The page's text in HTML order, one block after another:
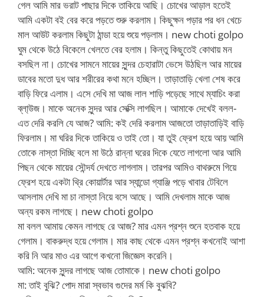
গেল আমি মার ভরাট পাছার দিকে তাকিয়ে আছি। চোখের আড়াল হতেই
আমি একটা বই বের করে পড়তে শুরু করলাম। কিছুক্ষন পড়ার পর ধন খেচে
মাল আউট করলাম কিছুটা ঠান্ডা হয়ে শুয়ে পড়লাম। new choti golpo
ঘুম থেকে উঠে বিকেলে খেলতে বের হলাম। কিন্তু কিছুতেই কোথায় মন
বসছিল না। চোখের সামনে মায়ের সুন্দর চেহারাটা ভেসে উঠছিল আর মায়ের
ডাবের মতো দুধ আর শরীরের কথা মনে হচ্ছিল। তাড়াতাড়ি খেলা শেষ করে
বাড়ি ফিরে এলাম। এসে দেখি মা আজ লাল শাড়ি পড়েছে সাথে ম্যাচিং করা
ব্লা্উজ। মাকে অনেক সুন্দর আর সেক্সি লাগছিল। আমাকে দেখেই বলল-
এত দেরি করলি যে আজ? আমি: কই দেরি করলাম আজতো তাড়াতাড়িই বাড়ি
ফিরলাম। মা ঘরির দিকে তাকিয়ে ও তাই তো। যা তুই ফ্রেশ হয়ে আয় আমি
তোকে নাস্তা দিচ্ছি বলে মা উঠে রান্না ঘরের দিকে যেতে লাগলো আর আমি
পিছন থেকে মায়ের সৌন্দর্য দেখতে লাগলাম। তারপর আমিও বাথরুমে গিয়ে
ফ্রেশ হয়ে একটা থ্রি কোয়ার্টার আর স্যান্ডো গ্যাঞ্জি পড়ে খাবার টেবিলে
আসলাম দেখি মা চা নাস্তা নিয়ে বসে আছে। আমি দেখলাম মাকে আজ
অন্য রকম লাগছে। new choti golpo
মা বলল আমায় কেমন লাগছে রে আজ? মার এমন প্রশ্ন শুনে হতবাক হয়ে
গেলাম। বাকরুদ্ধ হয়ে গেলাম। মার কাছ থেকে এমন প্রশ্ন কখনোই আশা
করি নি আর মাও এর আগে কখনো জিজ্ঞেস করেনি।
আমি: অনেক সুন্দর লাগছে আজ তোমাকে। new choti golpo
মা: তাই বুঝি? পোদ মারা স্বভাব গুদের মর্ম কি বুঝবি?